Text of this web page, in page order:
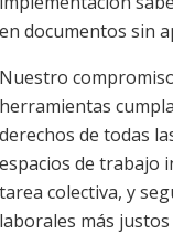
en documentos sin
Nuestro
herramientas
derechos de todas
espacios de trabajo
tarea colectiva, y
laborales más